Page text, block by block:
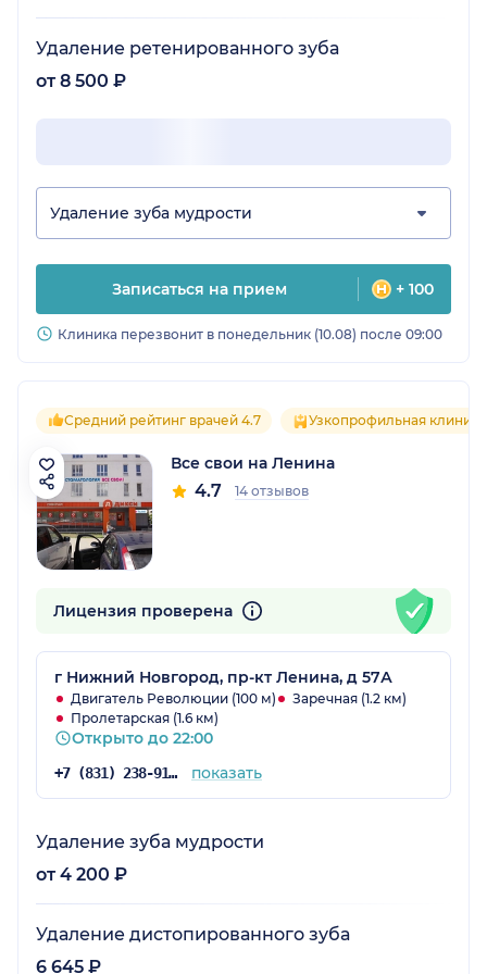
Удаление ретенированного зуба
от 8 500 ₽
Удаление зуба мудрости
Записаться на прием + 100
Клиника перезвонит в понедельник (10.08) после 09:00
Средний рейтинг врачей 4.7 Узкопрофильная клиника
Все свои на Ленина
4.7 14 отзывов
Лицензия проверена
г Нижний Новгород, пр-кт Ленина, д 57А
Двигатель Революции (100 м)
Заречная (1.2 км)
Пролетарская (1.6 км)
Открыто до 22:00
+7 (831) 238-91-03 показать
Удаление зуба мудрости
от 4 200 ₽
Удаление дистопированного зуба
6 645 ₽